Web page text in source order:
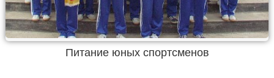
Питание юных спортсменов